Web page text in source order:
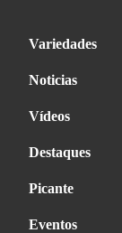
Variedades
Noticias
Vídeos
Destaques
Picante
Eventos